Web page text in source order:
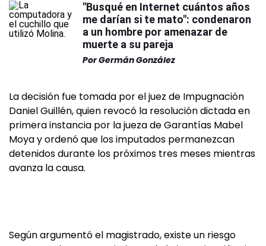
"Busqué en Internet cuántos años
me darían si te mato": condenaron
a un hombre por amenazar de
muerte a su pareja
PorGermán González
La decisión fue tomada por el juez de Impugnación
Daniel Guillén, quien revocó la resolución dictada en
primera instancia por la jueza de Garantías Mabel
Moya y ordenó que los imputados permanezcan
detenidos durante los próximos tres meses mientras
avanza la causa.
Según argumentó el magistrado, existe un riesgo